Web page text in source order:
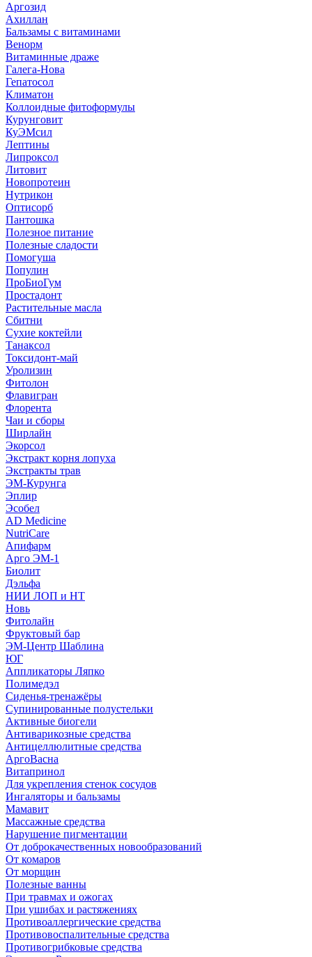
Аргозид
Ахиллан
Бальзамы с витаминами
Венорм
Витаминные драже
Галега-Нова
Гепатосол
Климатон
Коллоидные фитоформулы
Курунговит
КуЭМсил
Лептины
Липроксол
Литовит
Новопротеин
Нутрикон
Оптисорб
Пантошка
Полезное питание
Полезные сладости
Помогуша
Популин
ПроБиоГум
Простадонт
Растительные масла
Сбитни
Сухие коктейли
Танаксол
Токсидонт-май
Уролизин
Фитолон
Флавигран
Флорента
Чаи и сборы
Ширлайн
Экорсол
Экстракт корня лопуха
Экстракты трав
ЭМ-Курунга
Эплир
Эсобел
AD Medicine
NutriCare
Апифарм
Арго ЭМ-1
Биолит
Дэльфа
НИИ ЛОП и НТ
Новь
Фитолайн
Фруктовый бар
ЭМ-Центр Шаблина
ЮГ
Аппликаторы Ляпко
Полимедэл
Сиденья-тренажёры
Супинированные полустельки
Активные биогели
Антиварикозные средства
Антицеллюлитные средства
АргоВасна
Витапринол
Для укрепления стенок сосудов
Ингаляторы и бальзамы
Мамавит
Массажные средства
Нарушение пигментации
От доброкачественных новообразований
От комаров
От морщин
Полезные ванны
При травмах и ожогах
При ушибах и растяжениях
Противоаллергические средства
Противовоспалительные средства
Противогрибковые средства